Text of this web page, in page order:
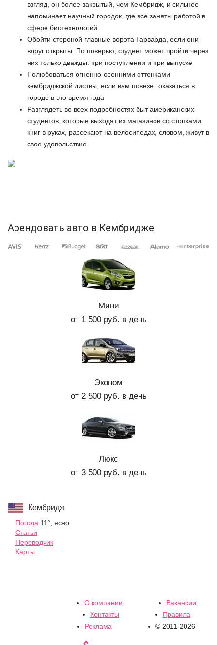
взгляд, он более закрытый, чем Кембридж, и сильнее
напоминает научный городок, где все заняты работой в
сфере биотехнологий
Обойти стороной главные ворота Гарварда, если они
вдруг открыты. По поверью, студент может пройти через
них только дважды: при поступлении и при выпуске
Полюбоваться огненно-осенними оттенками
кембриджской листвы, если вам повезет оказаться в
городе в это время года
Разглядеть во всех подробностях быт американских
студентов, которые выходят из магазинов со стопками
книг в руках, рассекают на велосипедах, словом, живут в
свое удовольствие
Арендовать авто в Кембридже
Мини
от 1 500 руб. в день
Эконом
от 2 500 руб. в день
Люкс
от 3 500 руб. в день
Кембридж
Погода 11°, ясно
Статьи
Переводчик
Карты
О компании
Вакансии
Контакты
Правила
Реклама
© 2011-2026